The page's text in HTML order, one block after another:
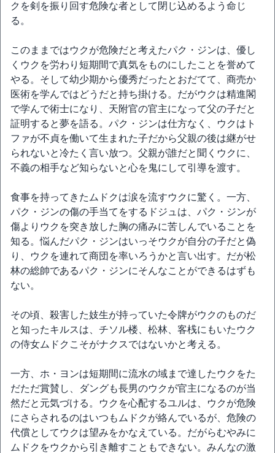
クを剣を振り回す危険な者として閉じ込めるよう命じ
る。
このままではウクが危険だと考えたパク・ジンは、優し
くウクを労わり短期間で真気をものにしたことを誉めて
やる。そして幼少期から優秀だったとおだてて、商売か
医術を学んではどうだと持ち掛ける。だがウクは精進閣
で学んで術士になり、天附官の官主になって父の子だと
証明すると夢を語る。パク・ジンは仕方なく、ウクはト
ファが不貞を働いて生まれた子だから父親の後は継がせ
られないと冷たく言い放つ。父親が誰だと聞くウクに、
不義の相手など知らないと心を鬼にして引導を渡す。
食事を持ってきたムドクは涙を流すウクに驚く。一方、
パク・ジンの傷の手当てをするドジュは、パク・ジンが
傷よりウクを突き放した胸の痛みに苦しんでいることを
知る。悩んだパク・ジンはいっそウクが自分の子だと偽
り、ウクを連れて商団を率いろうかと言い出す。だが松
林の総帥であるパク・ジンにそんなことができるはずも
ない。
その頃、殺害した妓生が持っていた令牌がウクのものだ
と知ったキルスは、チソル楼、松林、客桟にもいたウク
の侍女ムドクこそがナクスではないかと考える。
一方、ホ・ヨンは短期間に流水の域まで達したウクをた
だただ賞賛し、ダングも長男のウクが官主になるのが当
然だと元気づける。ウクを心配するユルは、ウクが危険
にさらされるのはいつもムドクが絡んでいるが、危険の
代償としてウクは望みをかなえている。だがらむやみに
ムドクをウクから引き離すこともできない。みんなの激